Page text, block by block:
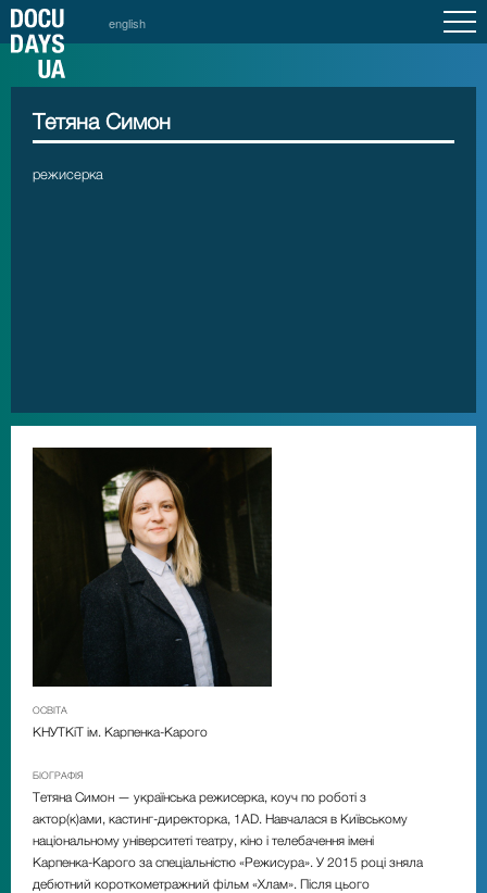
english
Тетяна Симон
режисерка
ОСВІТА
КНУТКіТ ім. Карпенка-Карого
БІОГРАФІЯ
Тетяна Симон — українська режисерка, коуч по роботі з
актор(к)ами, кастинг-директорка, 1AD. Навчалася в Київському
національному університеті театру, кіно і телебачення імені
Карпенка-Карого за спеціальністю «Режисура». У 2015 році зняла
дебютний короткометражний фільм «Хлам». Після цього